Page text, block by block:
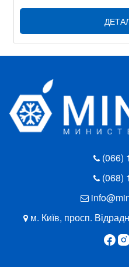
(066)
(068)
м. Київ, просп.